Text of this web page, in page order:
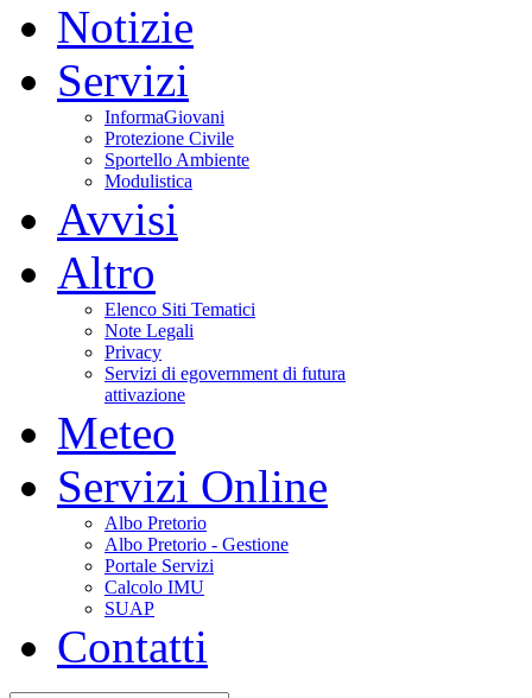
Notizie
Servizi
InformaGiovani
Protezione Civile
Sportello Ambiente
Modulistica
Avvisi
Altro
Elenco Siti Tematici
Note Legali
Privacy
Servizi di egovernment di futura
attivazione
Meteo
Servizi Online
Albo Pretorio
Albo Pretorio - Gestione
Portale Servizi
Calcolo IMU
SUAP
Contatti